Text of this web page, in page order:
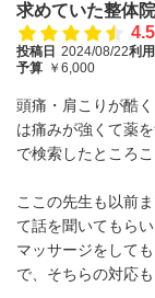
求めていた整体院
投稿日 2024/08/22利
予算 ￥6,000
頭痛・肩こりが酷
は痛みが強くて薬
で検索したところ
ここの先生も以前
て話を聞いてもら
マッサージをして
で、そちらの対応